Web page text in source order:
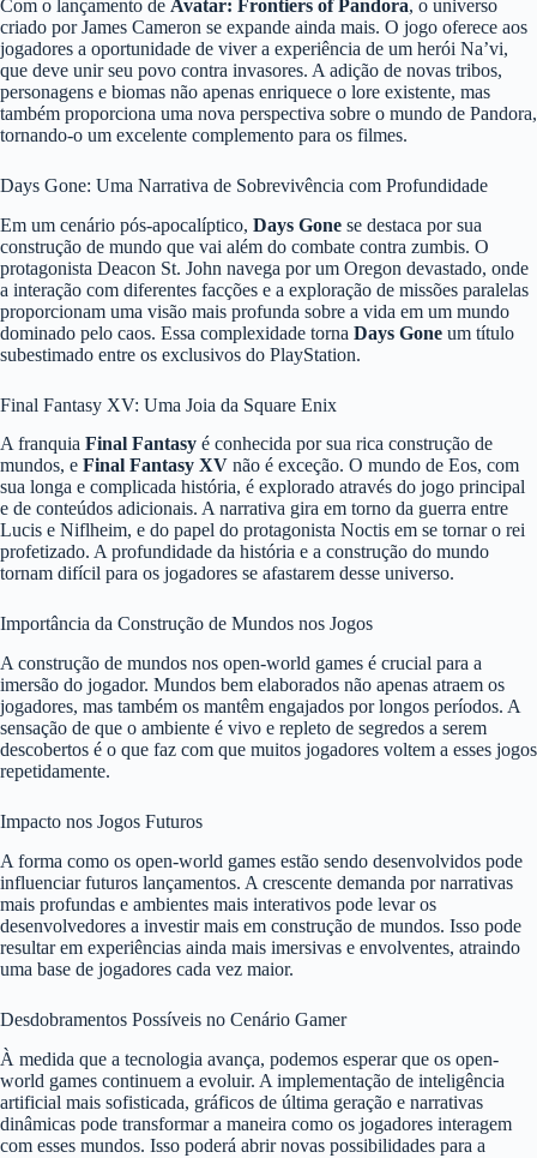
Com o lançamento de Avatar: Frontiers of Pandora, o universo
criado por James Cameron se expande ainda mais. O jogo oferece aos
jogadores a oportunidade de viver a experiência de um herói Na’vi,
que deve unir seu povo contra invasores. A adição de novas tribos,
personagens e biomas não apenas enriquece o lore existente, mas
também proporciona uma nova perspectiva sobre o mundo de Pandora,
tornando-o um excelente complemento para os filmes.
Days Gone: Uma Narrativa de Sobrevivência com Profundidade
Em um cenário pós-apocalíptico, Days Gone se destaca por sua
construção de mundo que vai além do combate contra zumbis. O
protagonista Deacon St. John navega por um Oregon devastado, onde
a interação com diferentes facções e a exploração de missões paralelas
proporcionam uma visão mais profunda sobre a vida em um mundo
dominado pelo caos. Essa complexidade torna Days Gone um título
subestimado entre os exclusivos do PlayStation.
Final Fantasy XV: Uma Joia da Square Enix
A franquia Final Fantasy é conhecida por sua rica construção de
mundos, e Final Fantasy XV não é exceção. O mundo de Eos, com
sua longa e complicada história, é explorado através do jogo principal
e de conteúdos adicionais. A narrativa gira em torno da guerra entre
Lucis e Niflheim, e do papel do protagonista Noctis em se tornar o rei
profetizado. A profundidade da história e a construção do mundo
tornam difícil para os jogadores se afastarem desse universo.
Importância da Construção de Mundos nos Jogos
A construção de mundos nos open-world games é crucial para a
imersão do jogador. Mundos bem elaborados não apenas atraem os
jogadores, mas também os mantêm engajados por longos períodos. A
sensação de que o ambiente é vivo e repleto de segredos a serem
descobertos é o que faz com que muitos jogadores voltem a esses jogos
repetidamente.
Impacto nos Jogos Futuros
A forma como os open-world games estão sendo desenvolvidos pode
influenciar futuros lançamentos. A crescente demanda por narrativas
mais profundas e ambientes mais interativos pode levar os
desenvolvedores a investir mais em construção de mundos. Isso pode
resultar em experiências ainda mais imersivas e envolventes, atraindo
uma base de jogadores cada vez maior.
Desdobramentos Possíveis no Cenário Gamer
À medida que a tecnologia avança, podemos esperar que os open-
world games continuem a evoluir. A implementação de inteligência
artificial mais sofisticada, gráficos de última geração e narrativas
dinâmicas pode transformar a maneira como os jogadores interagem
com esses mundos. Isso poderá abrir novas possibilidades para a